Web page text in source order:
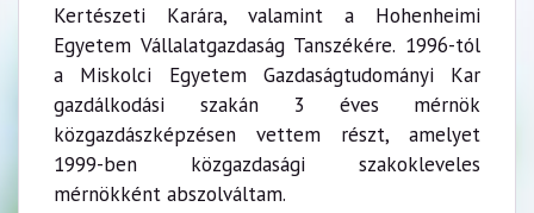
Kertészeti Karára, valamint a Hohenheimi
Egyetem Vállalatgazdaság Tanszékére. 1996-tól
a Miskolci Egyetem Gazdaságtudományi Kar
gazdálkodási szakán 3 éves mérnök
közgazdászképzésen vettem részt, amelyet
1999-ben közgazdasági szakokleveles
mérnökként abszolváltam.